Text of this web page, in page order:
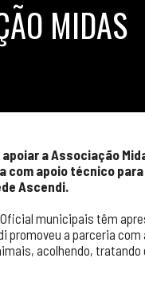
MIDAS
a Associação
apoio técnico
Ascendi.
municipais têm
a parceria
acolhendo,